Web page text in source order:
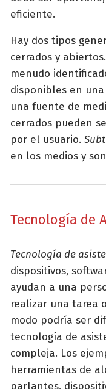
eficiente.
Hay dos tipos
cerrados y
menudo
disponibles en
una fuente de
cerrados pueden
por el usuario.
en los medios y
Tecnología de
Tecnología de
dispositivos,
ayudan a una
realizar una tarea
modo podría ser
tecnología de
compleja. Los
herramientas de
parlantes,